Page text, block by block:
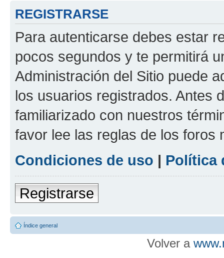
REGISTRARSE
Para autenticarse debes estar
pocos segundos y te permitirá
Administración del Sitio puede
los usuarios registrados. Antes
familiarizado con nuestros
favor lee las reglas de los foros
Condiciones de uso | Política
Registrarse
Índice general
Volver a